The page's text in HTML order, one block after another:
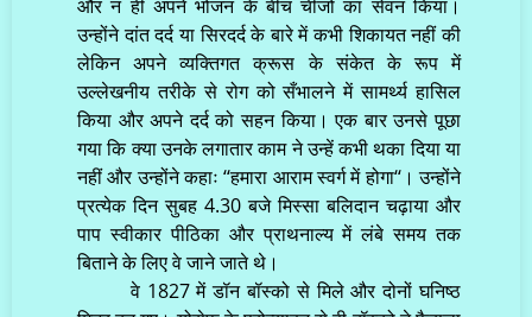
और न ही अपने भोजन के बीच चीजों का सेवन किया।
उन्होंने दांत दर्द या सिरदर्द के बारे में कभी शिकायत नहीं की
लेकिन अपने व्यक्तिगत क्रूस के संकेत के रूप में
उल्लेखनीय तरीके से रोग को सँभालने में सामर्थ्य हासिल
किया और अपने दर्द को सहन किया। एक बार उनसे पूछा
गया कि क्या उनके लगातार काम ने उन्हें कभी थका दिया या
नहीं और उन्होंने कहाः ‘‘हमारा आराम स्वर्ग में होगा‘‘। उन्होंने
प्रत्येक दिन सुबह 4.30 बजे मिस्सा बलिदान चढ़ाया और
पाप स्वीकार पीठिका और प्राथनाल्य में लंबे समय तक
बिताने के लिए वे जाने जाते थे।
वे 1827 में डॉन बॉस्को से मिले और दोनों घनिष्ठ